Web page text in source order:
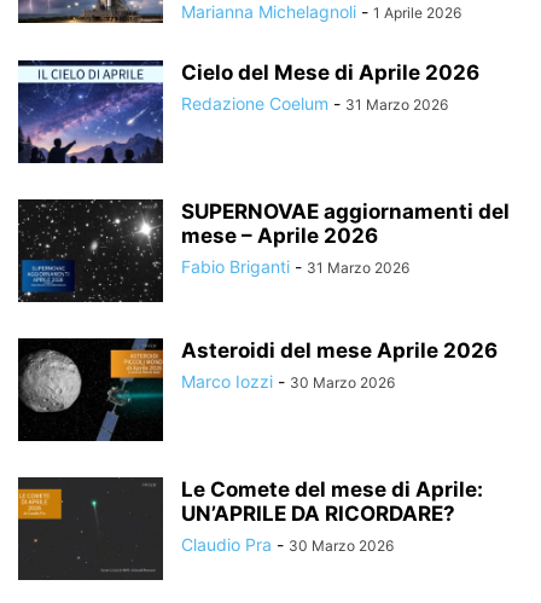
Marianna Michelagnoli - 1 Aprile 2026
Cielo del Mese di Aprile 2026
Redazione Coelum - 31 Marzo 2026
SUPERNOVAE aggiornamenti del
mese – Aprile 2026
Fabio Briganti - 31 Marzo 2026
Asteroidi del mese Aprile 2026
Marco Iozzi - 30 Marzo 2026
Le Comete del mese di Aprile:
UN’APRILE DA RICORDARE?
Claudio Pra - 30 Marzo 2026